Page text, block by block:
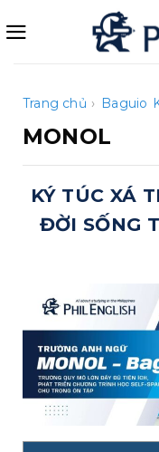
qua
Trang chủ › Baguio
MONOL
KÝ TÚC XÁ
ĐỜI SỐNG